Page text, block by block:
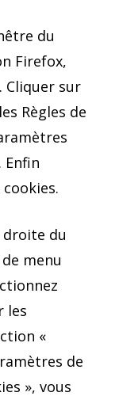
du
Firefox,
Cliquer sur
Règles de
Enfin
droite du
menu
les
«
de
», vous